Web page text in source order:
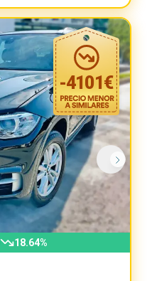
-4101€
18.64%